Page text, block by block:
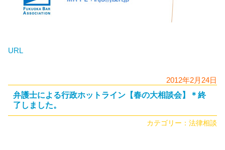
URL
2012年2月24日
弁護士による行政ホットライン【春の大相談会】＊終
了しました。
カテゴリー： 法律相談